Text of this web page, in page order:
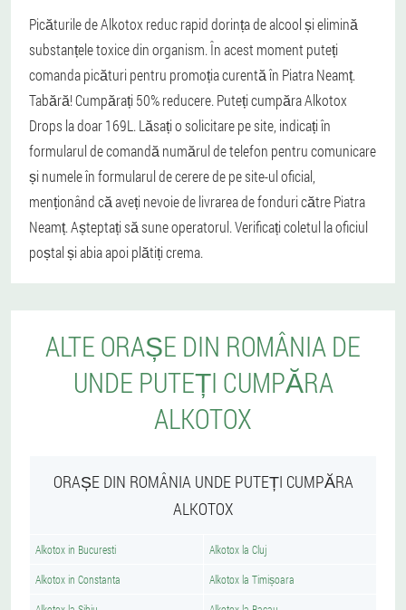
Picăturile de Alkotox reduc rapid dorința de alcool și elimină
substanțele toxice din organism. În acest moment puteți
comanda picături pentru promoția curentă în Piatra Neamț.
Tabără! Cumpărați 50% reducere. Puteți cumpăra Alkotox
Drops la doar 169L. Lăsați o solicitare pe site, indicați în
formularul de comandă numărul de telefon pentru comunicare
și numele în formularul de cerere de pe site-ul oficial,
menționând că aveți nevoie de livrarea de fonduri către Piatra
Neamț. Așteptați să sune operatorul. Verificați coletul la oficiul
poștal și abia apoi plătiți crema.
ALTE ORAȘE DIN ROMÂNIA DE
UNDE PUTEȚI CUMPĂRA
ALKOTOX
ORAȘE DIN ROMÂNIA UNDE PUTEȚI CUMPĂRA
ALKOTOX
Alkotox in Bucuresti Alkotox la Cluj
Alkotox in Constanta Alkotox la Timișoara